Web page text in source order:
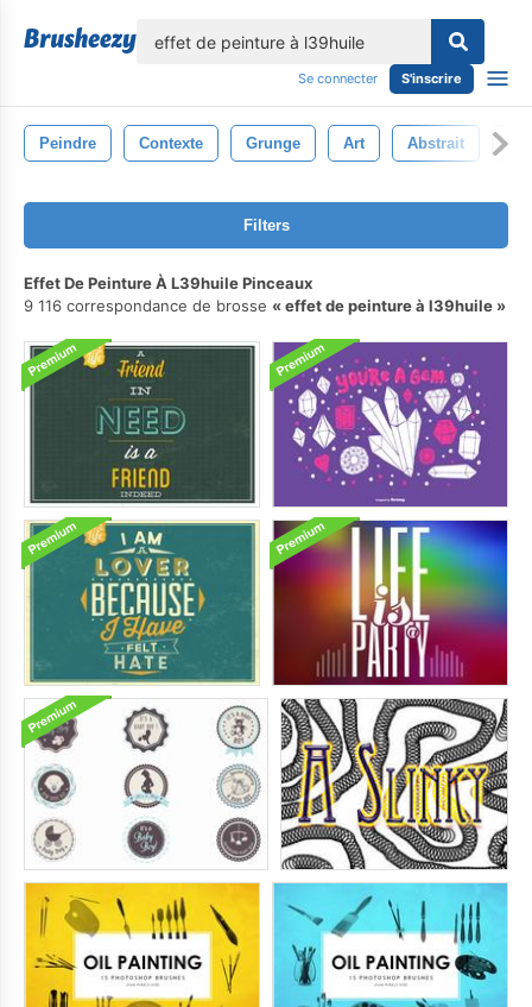
Se connecter S'inscrire
Peindre Contexte Grunge Art Abstrait
Filters
Effet De Peinture À L39huile Pinceaux
9 116 correspondance de brosse
effet de peinture à l39huile